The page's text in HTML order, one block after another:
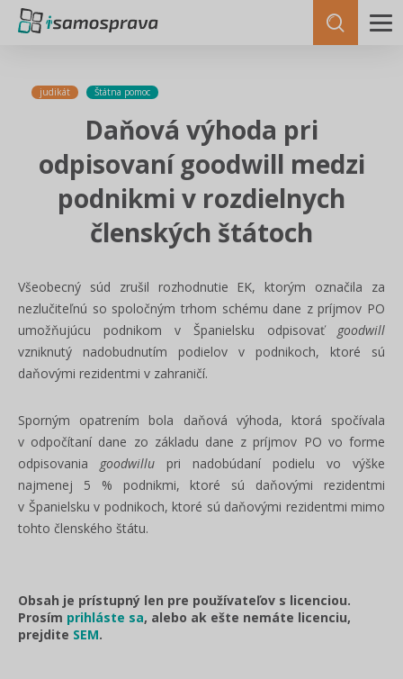
judikát Štátna pomoc
Daňová výhoda pri
odpisovaní goodwill medzi
podnikmi v rozdielnych
členských štátoch
Všeobecný súd zrušil rozhodnutie EK, ktorým označila za
nezlučiteľnú so spoločným trhom schému dane z príjmov PO
umožňujúcu podnikom v Španielsku odpisovať goodwill
vzniknutý nadobudnutím podielov v podnikoch, ktoré sú
daňovými rezidentmi v zahraničí.
Sporným opatrením bola daňová výhoda, ktorá spočívala
v odpočítaní dane zo základu dane z príjmov PO vo forme
odpisovania goodwillu pri nadobúdaní podielu vo výške
najmenej 5 % podnikmi, ktoré sú daňovými rezidentmi
v Španielsku v podnikoch, ktoré sú daňovými rezidentmi mimo
tohto členského štátu.
Obsah je prístupný len pre používateľov s licenciou.
Prosím prihláste sa, alebo ak ešte nemáte licenciu,
prejdite SEM.